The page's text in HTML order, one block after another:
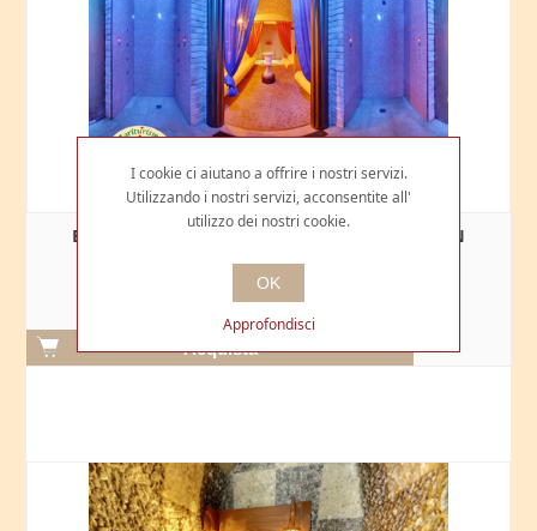
BUONO REGALO PER NOTTE ROMANTICA CON
€199,00
I cookie ci aiutano a offrire i nostri servizi.
Utilizzando i nostri servizi, acconsentite all'
utilizzo dei nostri cookie.
OK
Approfondisci